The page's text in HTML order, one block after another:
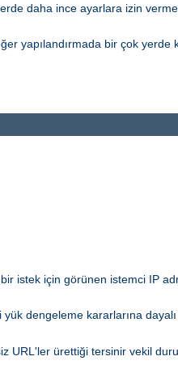
daha ince ayarlara izin
yapılandırmada bir çok yerde
istek için görünen istemci IP
dengeleme kararlarına dayalı
URL'ler ürettiği tersinir vekil